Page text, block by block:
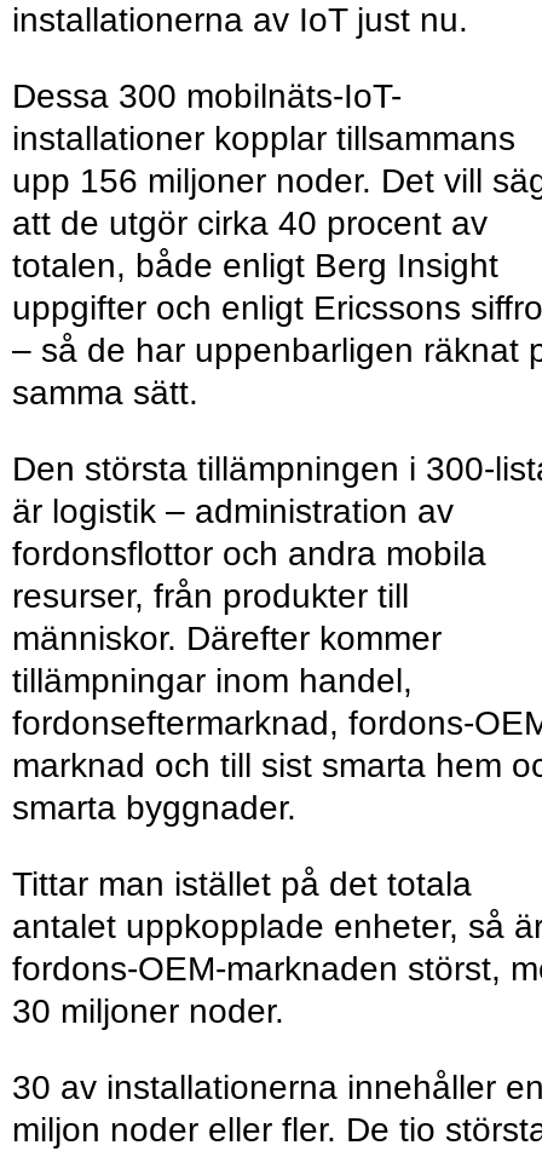
installationerna av IoT just nu.
Dessa 300 mobilnäts-IoT-
installationer kopplar tillsammans
upp 156 miljoner noder. Det vill
att de utgör cirka 40 procent av
totalen, både enligt Berg Insight
uppgifter och enligt Ericssons
– så de har uppenbarligen räknat
samma sätt.
Den största tillämpningen i 300-
är logistik – administration av
fordonsflottor och andra mobila
resurser, från produkter till
människor. Därefter kommer
tillämpningar inom handel,
fordonseftermarknad, fordons-
marknad och till sist smarta hem
smarta byggnader.
Tittar man istället på det totala
antalet uppkopplade enheter, så
fordons-OEM-marknaden störst,
30 miljoner noder.
30 av installationerna innehåller
miljon noder eller fler. De tio